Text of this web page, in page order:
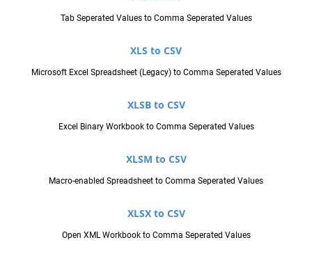
Tab Seperated Values to Comma Seperated Values
XLS to CSV
Microsoft Excel Spreadsheet (Legacy) to Comma Seperated Values
XLSB to CSV
Excel Binary Workbook to Comma Seperated Values
XLSM to CSV
Macro-enabled Spreadsheet to Comma Seperated Values
XLSX to CSV
Open XML Workbook to Comma Seperated Values